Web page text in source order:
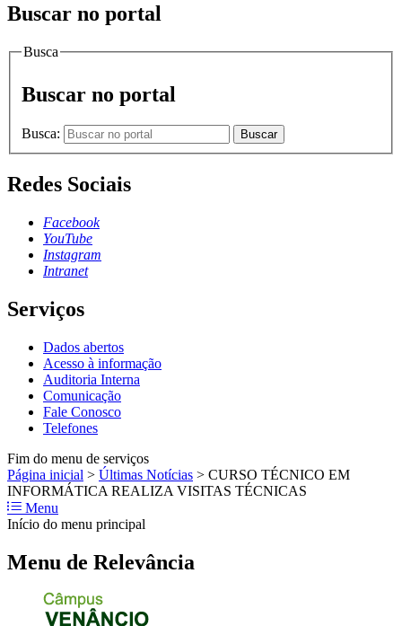
Buscar no portal
Busca
Buscar no portal
Busca: Buscar
Redes Sociais
Facebook
YouTube
Instagram
Intranet
Serviços
Dados abertos
Acesso à informação
Auditoria Interna
Comunicação
Fale Conosco
Telefones
Fim do menu de serviços
Página inicial > Últimas Notícias > CURSO TÉCNICO EM
INFORMÁTICA REALIZA VISITAS TÉCNICAS
Menu
Início do menu principal
Menu de Relevância